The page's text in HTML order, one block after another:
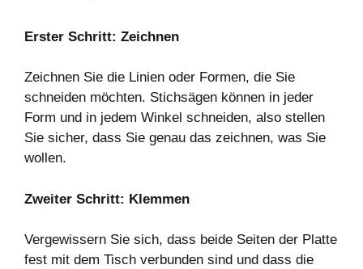
Erster Schritt: Zeichnen
Zeichnen Sie die Linien oder Formen, die Sie
schneiden möchten. Stichsägen können in jeder
Form und in jedem Winkel schneiden, also stellen
Sie sicher, dass Sie genau das zeichnen, was Sie
wollen.
Zweiter Schritt: Klemmen
Vergewissern Sie sich, dass beide Seiten der Platte
fest mit dem Tisch verbunden sind und dass die